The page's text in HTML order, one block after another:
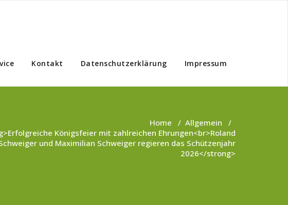
Kontakt Datenschutzerklärung Impressum
Home / Allgemein /
Königsfeier mit zahlreichen Ehrungen<br>Roland
und Maximilian Schweiger regieren das Schützenjahr
2026</strong>